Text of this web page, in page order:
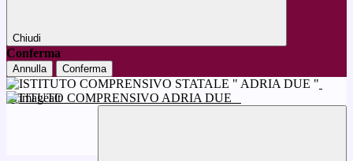
Chiudi
Conferma
Annulla Conferma
ISTITUTO COMPRENSIVO ADRIA DUE